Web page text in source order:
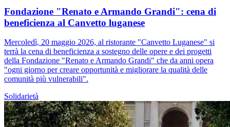
Fondazione "Renato e Armando Grandi": cena di
beneficienza al Canvetto luganese
Mercoledì, 20 maggio 2026, al ristorante "Canvetto Luganese" si
terrà la cena di beneficienza a sostegno delle opere e dei progetti
della Fondazione "Renato e Armando Grandi" che da anni opera
"ogni giorno per creare opportunità e migliorare la qualità delle
comunità più vulnerabili".
Solidarietà